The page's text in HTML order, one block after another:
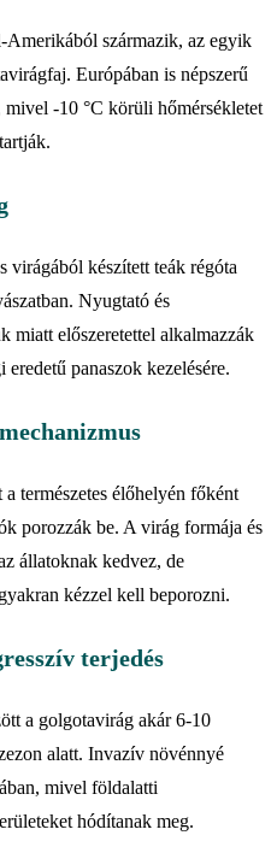
származik, az egyik
Európában is népszerű
-10 °C körüli hőmérsékletet
virágából készített teák régóta
Nyugtató és
miatt előszeretettel alkalmazzák
eredetű panaszok kezelésére.
természetes élőhelyén főként
porozzák be. A virág formája és
állatoknak kedvez, de
kézzel kell beporozni.
terjedés
a golgotavirág akár 6-10
alatt. Invazív növénnyé
mivel földalatti
hódítanak meg.